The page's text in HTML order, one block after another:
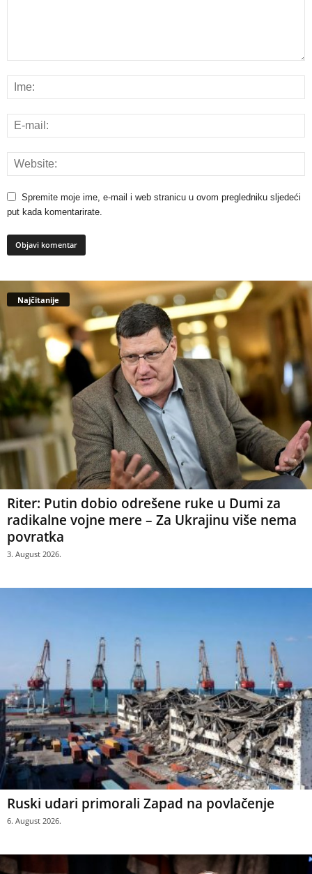
Spremite moje ime, e-mail i web stranicu u ovom pregledniku sljedeći
put kada komentarirate.
Najčitanije
Riter: Putin dobio odrešene ruke u Dumi za
radikalne vojne mere – Za Ukrajinu više nema
povratka
3. August 2026.
Ruski udari primorali Zapad na povlačenje
6. August 2026.